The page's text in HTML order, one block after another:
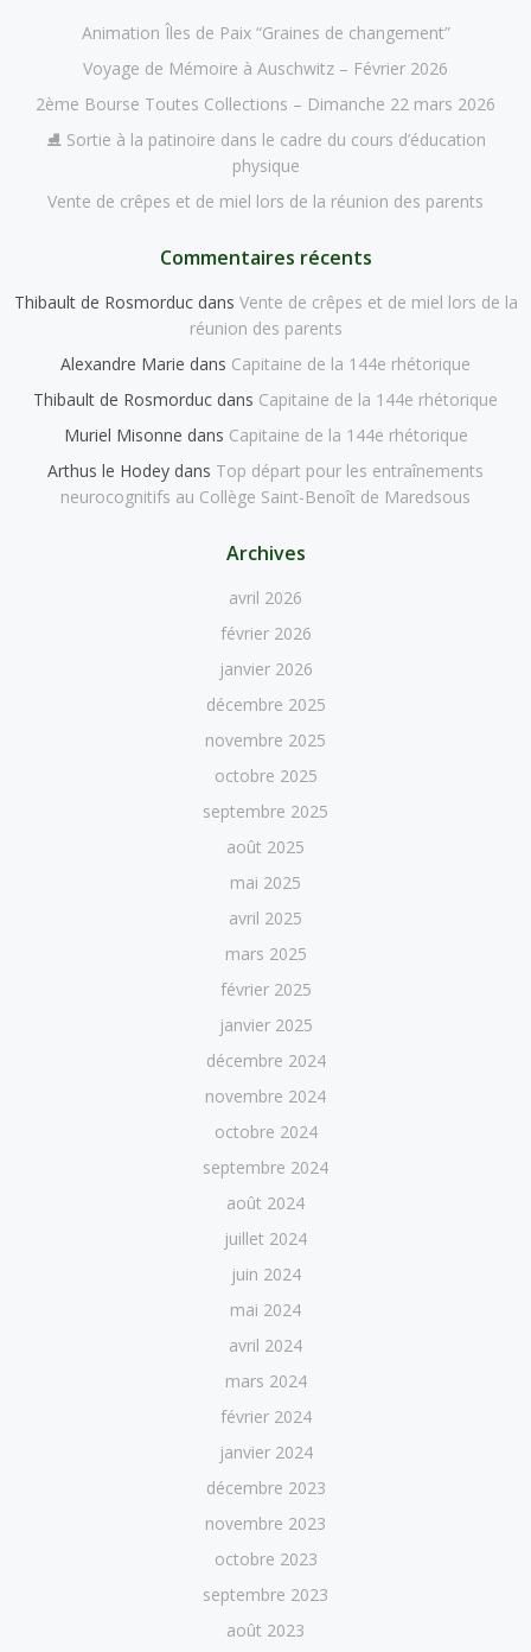
Animation Îles de Paix “Graines de changement”
Voyage de Mémoire à Auschwitz – Février 2026
2ème Bourse Toutes Collections – Dimanche 22 mars 2026
⛸️ Sortie à la patinoire dans le cadre du cours d’éducation
physique
Vente de crêpes et de miel lors de la réunion des parents
Commentaires récents
Thibault de Rosmorducdans Vente de crêpes et de miel lors de la
réunion des parents
Alexandre Marie dans Capitaine de la 144e rhétorique
Thibault de Rosmorduc dans Capitaine de la 144e rhétorique
Muriel Misonne dans Capitaine de la 144e rhétorique
Arthus le Hodey dans Top départ pour les entraînements
neurocognitifs au Collège Saint-Benoît de Maredsous
Archives
avril 2026
février 2026
janvier 2026
décembre 2025
novembre 2025
octobre 2025
septembre 2025
août 2025
mai 2025
avril 2025
mars 2025
février 2025
janvier 2025
décembre 2024
novembre 2024
octobre 2024
septembre 2024
août 2024
juillet 2024
juin 2024
mai 2024
avril 2024
mars 2024
février 2024
janvier 2024
décembre 2023
novembre 2023
octobre 2023
septembre 2023
août 2023